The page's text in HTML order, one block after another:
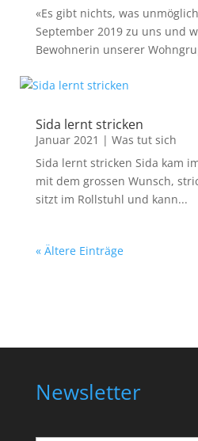
«Es gibt nichts, was
September 2019 zu uns und
Bewohnerin unserer
Sida lernt stricken
Januar 2021 | Was tut sich
Sida lernt stricken Sida kam
mit dem grossen Wunsch,
sitzt im Rollstuhl und kann...
« Ältere Einträge
Newsletter